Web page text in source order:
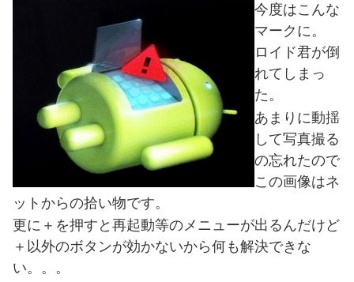
今度はこんな
マークに。
ロイド君が倒
れてしまっ
た。
あまりに動揺
して写真撮る
の忘れたので
この画像はネ
ットからの拾い物です。
更に＋を押すと再起動等のメニューが出るんだけど
＋以外のボタンが効かないから何も解決できな
い。。。